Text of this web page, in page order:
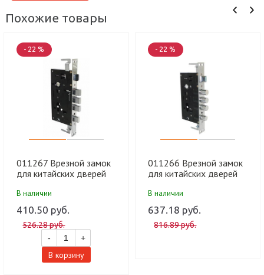
Похожие товары
- 22 %
011267 Врезной замок
для китайских дверей
(632) MARLOK (30 шт)
В наличии
410.50 руб.
526.28 руб.
-
+
В корзину
- 22 %
011266 Врезной замок
для китайских дверей
(674) MARLOK (30 шт)
В наличии
637.18 руб.
816.89 руб.